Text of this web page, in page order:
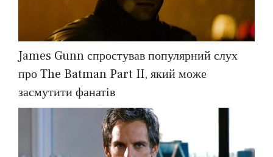
James Gunn спростував популярний слух
про The Batman Part II, який може
засмутити фанатів